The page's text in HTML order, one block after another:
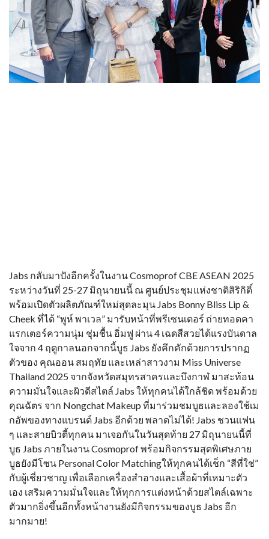
Jabs กลับมาปังอีกครั้งในงาน Cosmoprof CBE ASEAN 2025
ระหว่างวันที่ 25-27 มิถุนายนนี้ ณ ศูนย์ประชุมแห่งชาติสิริกิติ์
พร้อมเปิดตัวผลิตภัณฑ์ใหม่สุดละมุน Jabs Bonny Bliss Lip &
Cheek ที่ได้ “พูห์ พาเวล” มารับหน้าที่พรีเซนเตอร์ ถ่ายทอดคา
แรกเตอร์ความนุ่ม ชุ่มชื้น อิ่มฟู ผ่าน 4 เฉดสีสวยได้แรงบันดาล
ใจจาก 4 ฤดูกาลนอกจากนี้บูธ Jabs ยังคึกคักด้วยการปรากฏ
ตัวของ คุณออน สมฤทัย และเหล่าสาวงาม Miss Universe
Thailand 2025 จากจังหวัดสมุทรสาครและบึงกาฬ มาสะท้อน
ความมั่นใจและผิวดีสไตล์ Jabs ให้ทุกคนได้ใกล้ชิด พร้อมด้วย
คุณฉัตร จาก Nongchat Makeup ที่มาร่วมชมบูธและลองใช้เม
กอัพของทางแบรนด์ Jabs อีกด้วย พลาดไม่ได้! Jabs ชวนแฟน
ๆ และสายบิวตี้ทุกคน มาเจอกันในวันสุดท้าย 27 มิถุนายนนี้ที่
บูธ Jabs ภายในงาน Cosmoprof พร้อมกิจกรรมสุดพิเศษภาย
บูธยังมีโซน Personal Color Matchingให้ทุกคนได้เช็ก “สีที่ใช่”
กับผู้เชี่ยวชาญ เพื่อเลือกเครื่องสำอางและเสื้อผ้าที่เหมาะตัว
เอง เสริมความมั่นใจและให้ทุกการแต่งหน้าด้วยสไตล์เฉพาะ
ตัวมากยิ่งขึ้นอีกทั้งหน้างานยังมีกิจกรรมของบูธ Jabs อีก
มากมาย!